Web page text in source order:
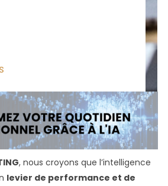
, nous croyons que l’intelligence
levier de performance et de